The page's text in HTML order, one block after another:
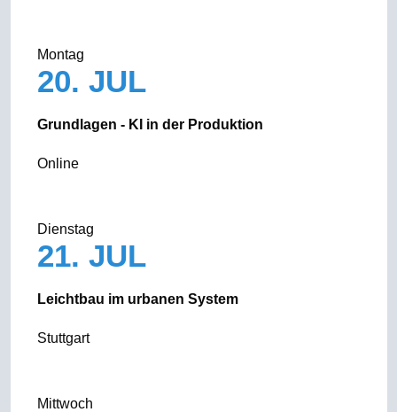
Montag
20. JUL
Grundlagen - KI in der Produktion
Online
Dienstag
21. JUL
Leichtbau im urbanen System
Stuttgart
Mittwoch